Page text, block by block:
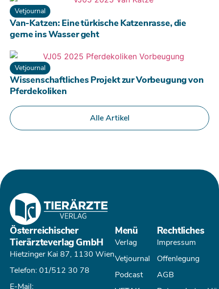
Vetjournal
Van-Katzen: Eine türkische Katzenrasse, die
gerne ins Wasser geht
Vetjournal
Wissenschaftliches Projekt zur Vorbeugung von
Pferdekoliken
Alle Artikel
Menü
Verlag
Vetjournal
Podcast
Rechtliches
Impressum
Offenlegung
AGB
Österreichischer
Tierärzteverlag GmbH
Hietzinger Kai 87, 1130 Wien
Telefon: 01/512 30 78
E-Mail: